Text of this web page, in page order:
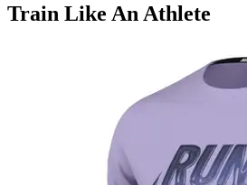
Train Like An Athlete